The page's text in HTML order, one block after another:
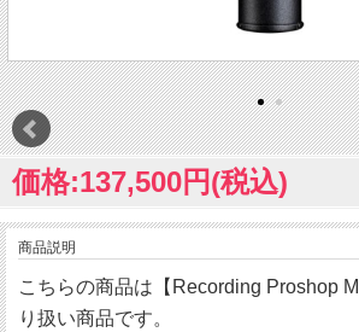
価格:137,500円(税込)
商品説明
こちらの商品は【Recording Proshop
り扱い商品です。